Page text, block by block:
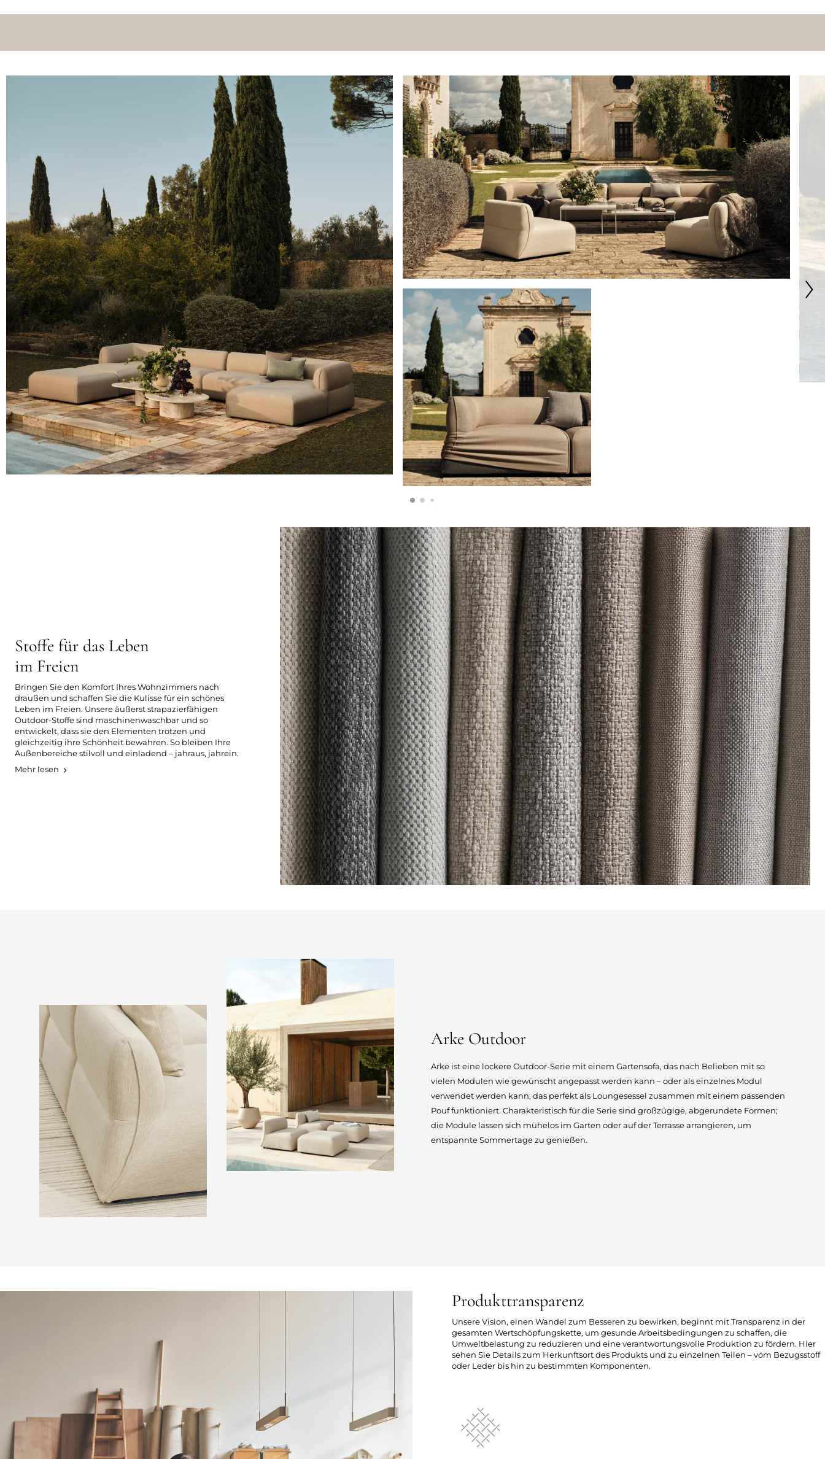
Stoffe für das Leben
im Freien
Bringen Sie den Komfort Ihres Wohnzimmers nach
draußen und schaffen Sie die Kulisse für ein schönes
Leben im Freien. Unsere äußerst strapazierfähigen
Outdoor-Stoffe sind maschinenwaschbar und so
entwickelt, dass sie den Elementen trotzen und
gleichzeitig ihre Schönheit bewahren. So bleiben Ihre
Außenbereiche stilvoll und einladend – jahraus, jahrein.
Mehr lesen
Arke Outdoor
Arke ist eine lockere Outdoor-Serie mit einem Gartensofa, das nach Belieben mit so
vielen Modulen wie gewünscht angepasst werden kann – oder als einzelnes Modul
verwendet werden kann, das perfekt als Loungesessel zusammen mit einem passenden
Pouf funktioniert. Charakteristisch für die Serie sind großzügige, abgerundete Formen;
die Module lassen sich mühelos im Garten oder auf der Terrasse arrangieren, um
entspannte Sommertage zu genießen.
Produkttransparenz
Unsere Vision, einen Wandel zum Besseren zu bewirken, beginnt mit Transparenz in der
gesamten Wertschöpfungskette, um gesunde Arbeitsbedingungen zu schaffen, die
Umweltbelastung zu reduzieren und eine verantwortungsvolle Produktion zu fördern. Hier
sehen Sie Details zum Herkunftsort des Produkts und zu einzelnen Teilen – vom Bezugsstoff
oder Leder bis hin zu bestimmten Komponenten.